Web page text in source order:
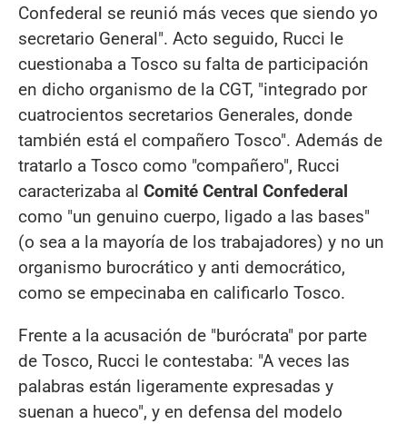
Confederal se reunió más veces que siendo yo
secretario General". Acto seguido, Rucci le
cuestionaba a Tosco su falta de participación
en dicho organismo de la CGT, "integrado por
cuatrocientos secretarios Generales, donde
también está el compañero Tosco". Además de
tratarlo a Tosco como "compañero", Rucci
caracterizaba al Comité Central Confederal
como "un genuino cuerpo, ligado a las bases"
(o sea a la mayoría de los trabajadores) y no un
organismo burocrático y anti democrático,
como se empecinaba en calificarlo Tosco.
Frente a la acusación de "burócrata" por parte
de Tosco, Rucci le contestaba: "A veces las
palabras están ligeramente expresadas y
suenan a hueco", y en defensa del modelo